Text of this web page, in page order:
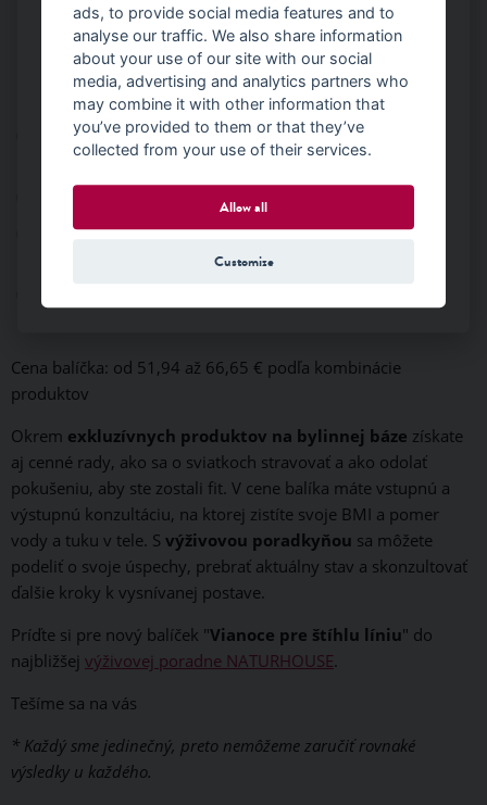
Výživový plánpre odľahčené dni počas sviatkov
Exkluzívne recepty na odľahčené vianočné pečivo
štedrovečernú večeru a silvestrovskú nátierku
Cieľové výživové doplnky
Rady a tipy,ako si udržať štíhlu líniu aj počas
vianočných sviatkov
Cena balíčka: od 51,94 až 66,65 € podľa kombinácie
produktov
Okrem exkluzívnych produktov na bylinnej báze získate
aj cenné rady, ako sa o sviatkoch stravovať a ako odolať
pokušeniu, aby ste zostali fit. V cene balíka máte vstupnú a
výstupnú konzultáciu, na ktorej zistíte svoje BMI a pomer
vody a tuku v tele. S výživovou poradkyňou sa môžete
podeliť o svoje úspechy, prebrať aktuálny stav a skonzultovať
ďalšie kroky k vysnívanej postave.
Príďte si pre nový balíček "Vianoce pre štíhlu líniu" do
najbližšej výživovej poradne NATURHOUSE.
Tešíme sa na vás
* Každý sme jedinečný, preto nemôžeme zaručiť rovnaké
výsledky u každého.
ads, to provide social media features and to
analyse our traffic. We also share information
about your use of our site with our social
media, advertising and analytics partners who
may combine it with other information that
you’ve provided to them or that they’ve
collected from your use of their services.
Allow all
Customize